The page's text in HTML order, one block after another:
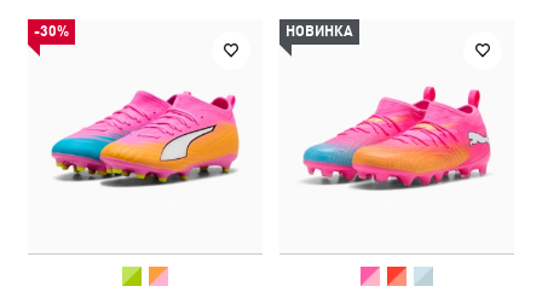
-30% НОВИНКА